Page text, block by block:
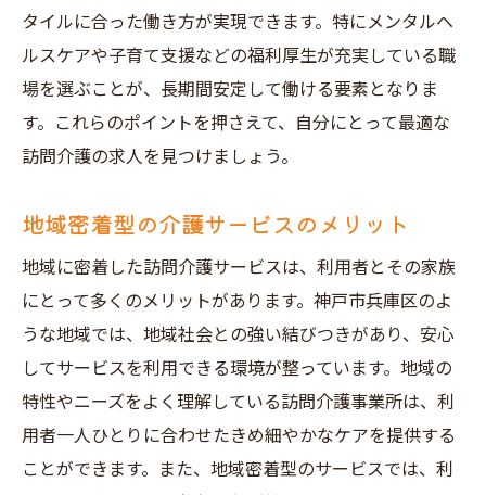
タイルに合った働き方が実現できます。特にメンタルヘ
ルスケアや子育て支援などの福利厚生が充実している職
場を選ぶことが、長期間安定して働ける要素となりま
す。これらのポイントを押さえて、自分にとって最適な
訪問介護の求人を見つけましょう。
地域密着型の介護サービスのメリット
地域に密着した訪問介護サービスは、利用者とその家族
にとって多くのメリットがあります。神戸市兵庫区のよ
うな地域では、地域社会との強い結びつきがあり、安心
してサービスを利用できる環境が整っています。地域の
特性やニーズをよく理解している訪問介護事業所は、利
用者一人ひとりに合わせたきめ細やかなケアを提供する
ことができます。また、地域密着型のサービスでは、利